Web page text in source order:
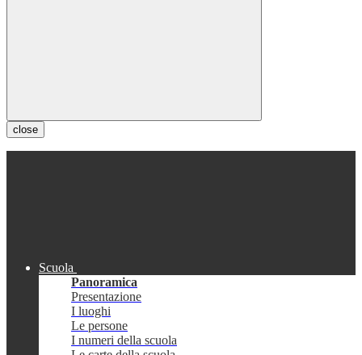
close
Scuola
Panoramica
Presentazione
I luoghi
Le persone
I numeri della scuola